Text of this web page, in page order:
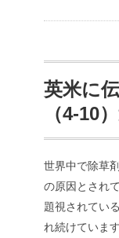
英米に
（4-10
世界中で除草
の原因とされ
題視されてい
れ続けています